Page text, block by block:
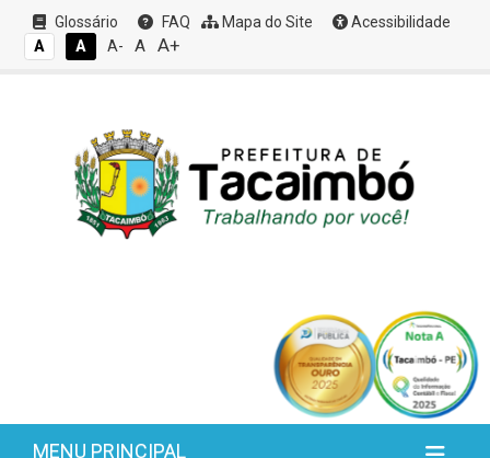
Glossário FAQ Mapa do Site
Acessibilidade
A
A A- A A+
MENU PRINCIPAL